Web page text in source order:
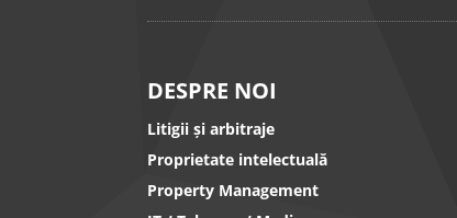
DESPRE NOI
Litigii și arbitraje
Proprietate intelectuală
Property Management